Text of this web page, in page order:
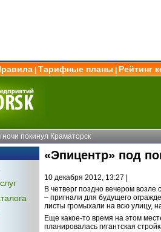
Тарифные планы Рейтинг
покинул Краматорск
«Эпицентр» под
10 декабря 2012, 13:27 |
В четверг поздно вечером
– пригнали для будущего
листы громыхали на всю улицу,
Еще какое-то время на этом
планировалась гигантская